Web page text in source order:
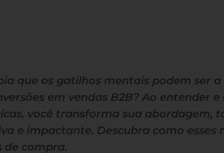
que os gatilhos mentais podem ser
em vendas B2B? Ao entender
você transforma sua abordagem,
e impactante. Descubra como esses
de compra.